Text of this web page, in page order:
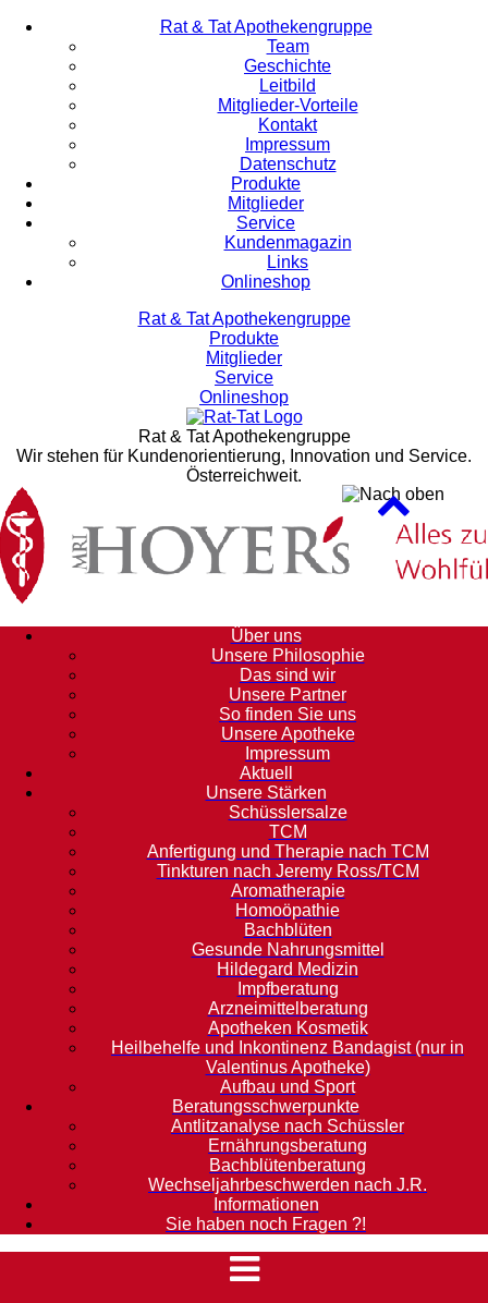
Rat & Tat Apothekengruppe
Team
Geschichte
Leitbild
Mitglieder-Vorteile
Kontakt
Impressum
Datenschutz
Produkte
Mitglieder
Service
Kundenmagazin
Links
Onlineshop
Rat & Tat Apothekengruppe
Produkte
Mitglieder
Service
Onlineshop
Rat & Tat Apothekengruppe
Wir stehen für Kundenorientierung, Innovation und Service.
Österreichweit.
Über uns
Unsere Philosophie
Das sind wir
Unsere Partner
So finden Sie uns
Unsere Apotheke
Impressum
Aktuell
Unsere Stärken
Schüsslersalze
TCM
Anfertigung und Therapie nach TCM
Tinkturen nach Jeremy Ross/TCM
Aromatherapie
Homoöpathie
Bachblüten
Gesunde Nahrungsmittel
Hildegard Medizin
Impfberatung
Arzneimittelberatung
Apotheken Kosmetik
Heilbehelfe und Inkontinenz Bandagist (nur in
Valentinus Apotheke)
Aufbau und Sport
Beratungsschwerpunkte
Antlitzanalyse nach Schüssler
Ernährungsberatung
Bachblütenberatung
Wechseljahrbeschwerden nach J.R.
Informationen
Sie haben noch Fragen ?!